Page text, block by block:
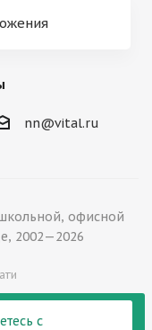
nn@vital.ru
офисной
2002—2026
с